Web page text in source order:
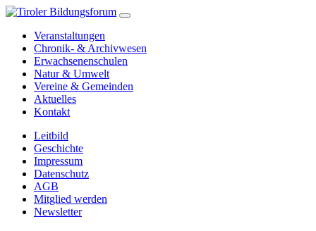
Veranstaltungen
Chronik- & Archivwesen
Erwachsenenschulen
Natur & Umwelt
Vereine & Gemeinden
Aktuelles
Kontakt
Leitbild
Geschichte
Impressum
Datenschutz
AGB
Mitglied werden
Newsletter